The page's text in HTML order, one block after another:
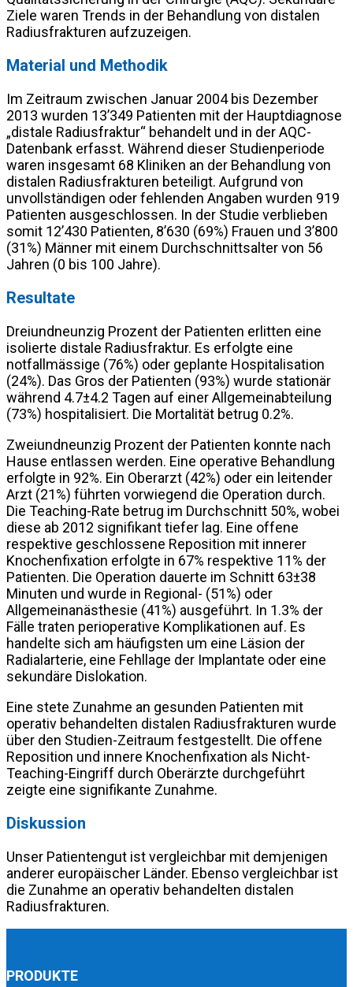
Ziele waren Trends in der Behandlung von distalen
Radiusfrakturen aufzuzeigen.
Material und Methodik
Im Zeitraum zwischen Januar 2004 bis Dezember
2013 wurden 13’349 Patienten mit der Hauptdiagnose
„distale Radiusfraktur“ behandelt und in der AQC-
Datenbank erfasst. Während dieser Studienperiode
waren insgesamt 68 Kliniken an der Behandlung von
distalen Radiusfrakturen beteiligt. Aufgrund von
unvollständigen oder fehlenden Angaben wurden 919
Patienten ausgeschlossen. In der Studie verblieben
somit 12’430 Patienten, 8’630 (69%) Frauen und 3’800
(31%) Männer mit einem Durchschnittsalter von 56
Jahren (0 bis 100 Jahre).
Resultate
Dreiundneunzig Prozent der Patienten erlitten eine
isolierte distale Radiusfraktur. Es erfolgte eine
notfallmässige (76%) oder geplante Hospitalisation
(24%). Das Gros der Patienten (93%) wurde stationär
während 4.7±4.2 Tagen auf einer Allgemeinabteilung
(73%) hospitalisiert. Die Mortalität betrug 0.2%.
Zweiundneunzig Prozent der Patienten konnte nach
Hause entlassen werden. Eine operative Behandlung
erfolgte in 92%. Ein Oberarzt (42%) oder ein leitender
Arzt (21%) führten vorwiegend die Operation durch.
Die Teaching-Rate betrug im Durchschnitt 50%, wobei
diese ab 2012 signifikant tiefer lag. Eine offene
respektive geschlossene Reposition mit innerer
Knochenfixation erfolgte in 67% respektive 11% der
Patienten. Die Operation dauerte im Schnitt 63±38
Minuten und wurde in Regional- (51%) oder
Allgemeinanästhesie (41%) ausgeführt. In 1.3% der
Fälle traten perioperative Komplikationen auf. Es
handelte sich am häufigsten um eine Läsion der
Radialarterie, eine Fehllage der Implantate oder eine
sekundäre Dislokation.
Eine stete Zunahme an gesunden Patienten mit
operativ behandelten distalen Radiusfrakturen wurde
über den Studien-Zeitraum festgestellt. Die offene
Reposition und innere Knochenfixation als Nicht-
Teaching-Eingriff durch Oberärzte durchgeführt
zeigte eine signifikante Zunahme.
Diskussion
Unser Patientengut ist vergleichbar mit demjenigen
anderer europäischer Länder. Ebenso vergleichbar ist
die Zunahme an operativ behandelten distalen
Radiusfrakturen.
PRODUKTE